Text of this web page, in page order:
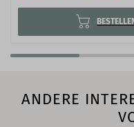
ANDERE